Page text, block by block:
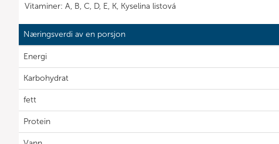
Vitaminer: A, B, C, D, E, K, Kyselina listová
Næringsverdi av en porsjon
Energi
Karbohydrat
fett
Protein